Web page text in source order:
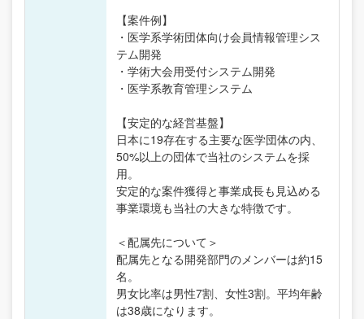
【案件例】
・医学系学術団体向け会員情報管理シス
テム開発
・学術大会用受付システム開発
・医学系教育管理システム
【安定的な経営基盤】
日本に19存在する主要な医学団体の内、
50%以上の団体で当社のシステムを採
用。
安定的な案件獲得と事業成長も見込める
事業環境も当社の大きな特徴です。
＜配属先について＞
配属先となる開発部門のメンバーは約15
名。
男女比率は男性7割、女性3割。平均年齢
は38歳になります。